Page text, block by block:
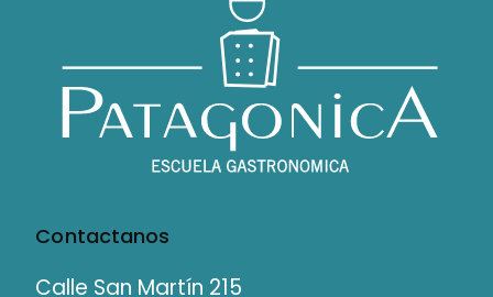
Contactanos
Calle San Martín 215